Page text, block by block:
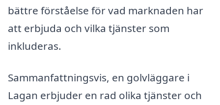
bättre förståelse för vad marknaden har
att erbjuda och vilka tjänster som
inkluderas.
Sammanfattningsvis, en golvläggare i
Lagan erbjuder en rad olika tjänster och